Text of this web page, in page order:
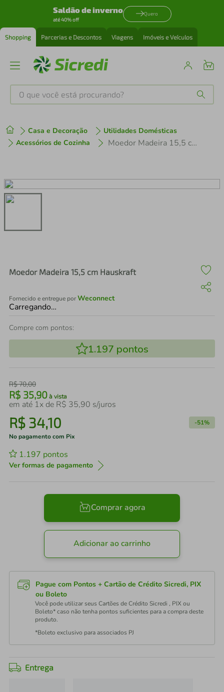
Saldão de inverno
até 40% off
Quero
Shopping Parcerias e Descontos Viagens Imóveis e Veículos
O que você está procurando?
Casa e Decoração
Utilidades Domésticas
Acessórios de Cozinha
Moedor Madeira 15,5 cm Hauskraft
Moedor Madeira 15,5 cm Hauskraft
Fornecido e entregue porWeconnect
Carregando…
Compre com pontos:
1.197 pontos
R$70,00
R$ 35,90 à vista
em até 1x de R$ 35,90 s/juros
R$ 34,10 -51%
No pagamento com Pix
1.197 pontos
Ver formas de pagamento
Comprar agora
Adicionar ao carrinho
Pague com Pontos + Cartão de Crédito Sicredi, PIX
ou Boleto
Você pode utilizar seus Cartões de Crédito Sicredi , PIX ou
Boleto* caso não tenha pontos suficientes para a compra deste
produto.
*Boleto exclusivo para associados PJ
Entrega
1º tenis
3º